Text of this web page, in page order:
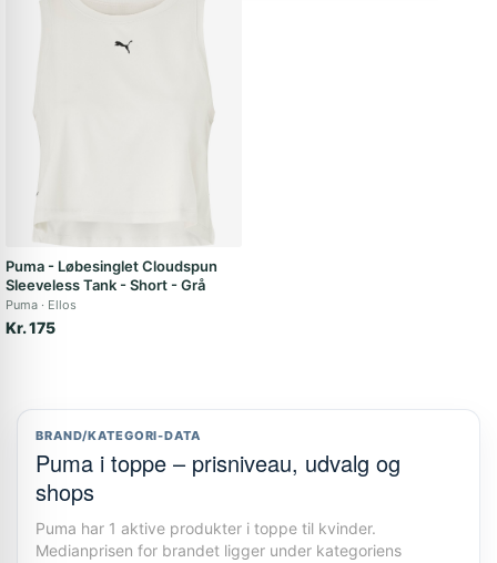
Puma - Løbesinglet Cloudspun
Sleeveless Tank - Short - Grå
Puma Ellos
Kr. 175
BRAND/KATEGORI-DATA
Puma i toppe – prisniveau, udvalg og
shops
Puma har 1 aktive produkter i toppe til kvinder.
Medianprisen for brandet ligger under kategoriens